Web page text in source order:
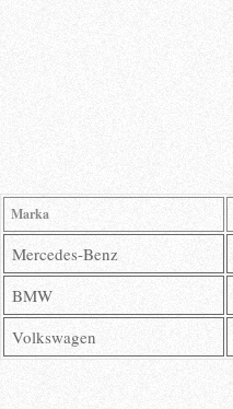
Marka
Mercedes-Benz
BMW
Volkswagen